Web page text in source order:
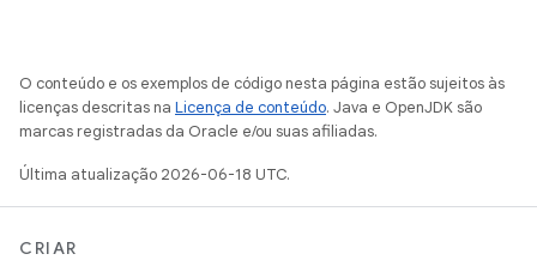
O conteúdo e os exemplos de código nesta página estão sujeitos às
licenças descritas na Licença de conteúdo. Java e OpenJDK são
marcas registradas da Oracle e/ou suas afiliadas.
Última atualização 2026-06-18 UTC.
CRIAR